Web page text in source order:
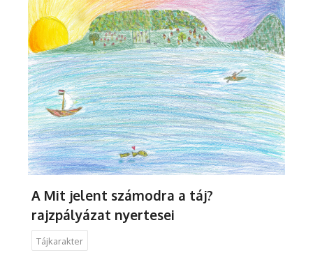
A Mit jelent számodra a táj?
rajzpályázat nyertesei
Tájkarakter